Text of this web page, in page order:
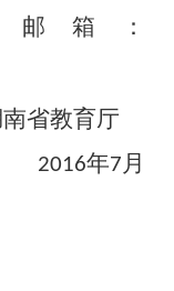
邮箱：
省教育厅
2016年7月